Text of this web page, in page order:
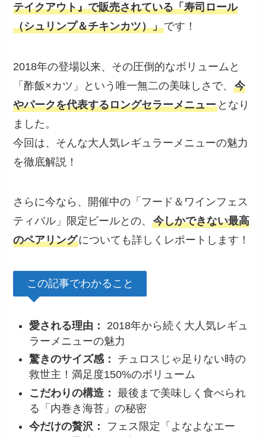
テイクアウト』で販売されている「寿司ロール
（シュリンプ＆チキンカツ）」です！
2018年の登場以来、その圧倒的なボリュームと
「酢飯×カツ」という唯一無二の美味しさで、今
やパークを代表するロングセラーメニュー となり
ました。
今回は、そんな大人気レギュラーメニューの魅力
を徹底解説！
さらに今なら、開催中の「フード＆ワインフェス
ティバル」限定ビールとの、今しかできない最高
のペアリングについても詳しくレポートします！
この記事でわかること
愛される理由：
2018年から続く大人気レギュ
ラーメニューの魅力
驚きのサイズ感：
チュロスじゃ足りない時の
救世主！満足度150%のボリューム
こだわりの構造： 最後まで美味しく食べられ
る「内巻き海苔」の秘密
今だけの贅沢：
フェス限定「よなよなエー